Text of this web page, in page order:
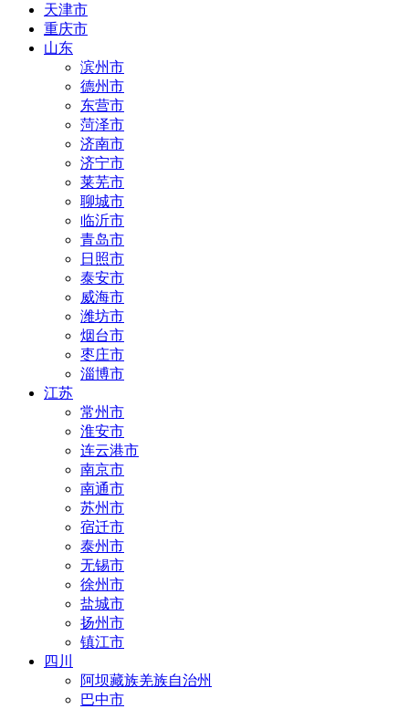
天津市
重庆市
山东
滨州市
德州市
东营市
菏泽市
济南市
济宁市
莱芜市
聊城市
临沂市
青岛市
日照市
泰安市
威海市
潍坊市
烟台市
枣庄市
淄博市
江苏
常州市
淮安市
连云港市
南京市
南通市
苏州市
宿迁市
泰州市
无锡市
徐州市
盐城市
扬州市
镇江市
四川
阿坝藏族羌族自治州
巴中市